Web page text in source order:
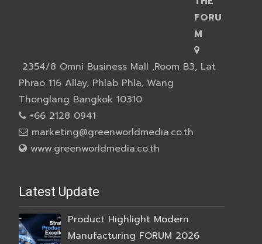
FORU
M
2354/8 Omni Business Mall ,Room B3, Lat
Phrao 116 Allay, Phlab Phla, Wang
Thonglang Bangkok 10310
+66 2128 0941
marketing@greenworldmedia.co.th
www.greenworldmedia.co.th
Latest Update
Product Highlight Modern
Manufacturing FORUM 2026